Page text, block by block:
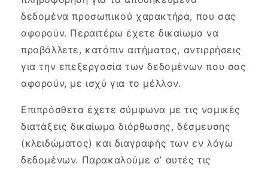
δεδομένα προσωπικού χαρακτήρα, που σας
αφορούν. Περαιτέρω έχετε δικαίωμα να
προβάλλετε, κατόπιν αιτήματος, αντιρρήσεις
για την επεξεργασία των δεδομένων που σας
αφορούν, με ισχύ για το μέλλον.
Επιπρόσθετα έχετε σύμφωνα με τις νομικές
διατάξεις δικαίωμα διόρθωσης, δέσμευσης
(κλειδώματος) και διαγραφής των εν λόγω
δεδομένων. Παρακαλούμε σ’ αυτές τις